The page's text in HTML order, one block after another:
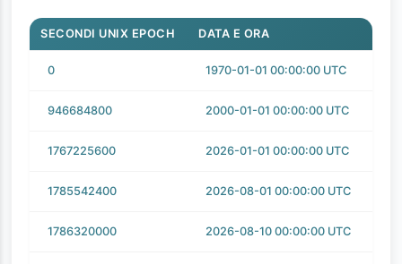
SECONDI UNIX EPOCH DATA E ORA
0 1970-01-01 00:00:00 UTC
946684800 2000-01-01 00:00:00 UTC
1767225600 2026-01-01 00:00:00 UTC
1785542400 2026-08-01 00:00:00 UTC
1786320000 2026-08-10 00:00:00 UTC